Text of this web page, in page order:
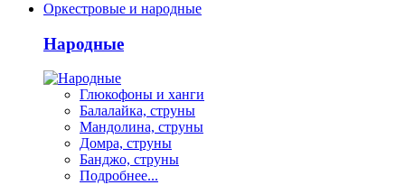
Оркестровые и народные
Народные
Глюкофоны и ханги
Балалайка, струны
Мандолина, струны
Домра, струны
Банджо, струны
Подробнее...